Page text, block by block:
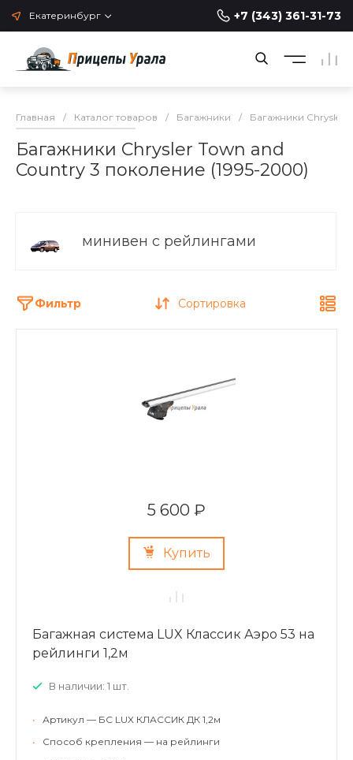
Екатеринбург +7 (343) 361-31-73
Главная / Каталог товаров / Багажники / Багажники Chrysler
Багажники Chrysler Town and
Country 3 поколение (1995-2000)
минивен с рейлингами
Фильтр Сортировка
5 600 ₽
Купить
Багажная система LUX Классик Аэро 53 на
рейлинги 1,2м
В наличии: 1 шт.
•
Артикул — БС LUX КЛАССИК ДК 1,2м
•
Способ крепления — на рейлинги